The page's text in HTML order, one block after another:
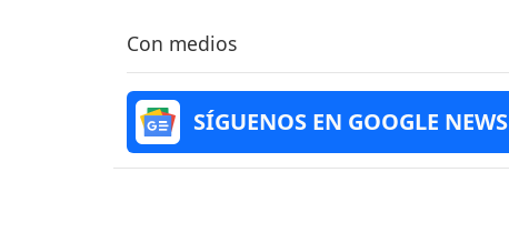
Con medios
SÍGUENOS EN GOOGLE NEWS